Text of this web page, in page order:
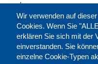
Wir verwenden auf
Cookies. Wenn Sie
erklären Sie sich mit der
einverstanden. Sie
einzelne Cookie-Typen
merken: